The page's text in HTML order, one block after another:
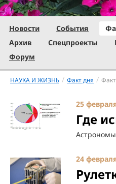
Новости События
Архив
Спецпроекты
Форум
НАУКА И ЖИЗНЬ / Факт дня /
25
Где
Астрономы
24